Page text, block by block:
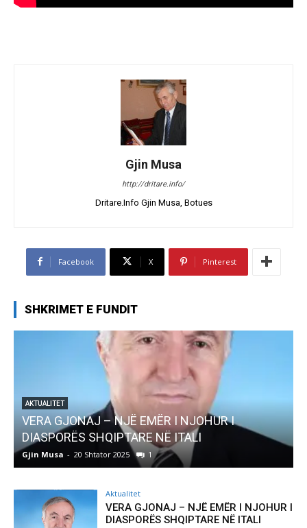
Gjin Musa
http://dritare.info/
Dritare.Info Gjin Musa, Botues
Facebook X Pinterest
SHKRIMET E FUNDIT
AKTUALITET
Pregaditi Gjin Musa-Rome- Shtator 2025
Gjin Musa 8 Shtator 2025 0
Aktualitet
VERA GJONAJ – NJË EMËR I NJOHUR I
DIASPORËS SHQIPTARE NË ITALI